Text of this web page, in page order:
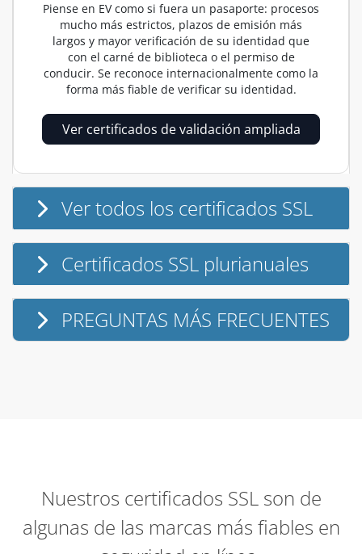
Piense en EV como si fuera un pasaporte: procesos
mucho más estrictos, plazos de emisión más
largos y mayor verificación de su identidad que
con el carné de biblioteca o el permiso de
conducir. Se reconoce internacionalmente como la
forma más fiable de verificar su identidad.
Ver certificados de validación ampliada
Ver todos los certificados SSL
Certificados SSL plurianuales
PREGUNTAS MÁS FRECUENTES
Nuestros certificados SSL son de
algunas de las marcas más fiables en